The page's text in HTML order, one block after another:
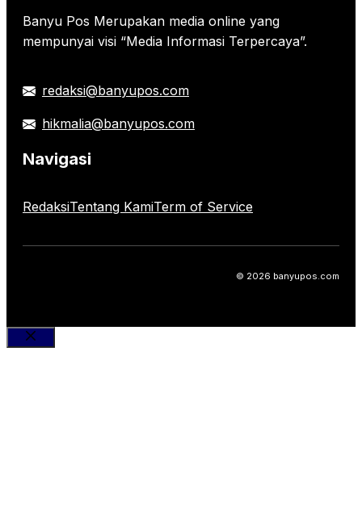
Banyu Pos Merupakan media online yang
mempunyai visi “Media Informasi Terpercaya”.
redaksi@banyupos.com
hikmalia@banyupos.com
Navigasi
RedaksiTentang KamiTerm of Service
© 2026 banyupos.com
Close